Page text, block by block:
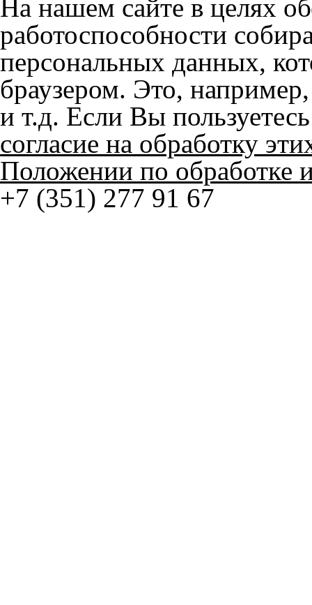
персональных данных,
браузером. Это,
и т.д. Если Вы
согласие на обработку
Положении по обработке
+7 (351) 277 91 67